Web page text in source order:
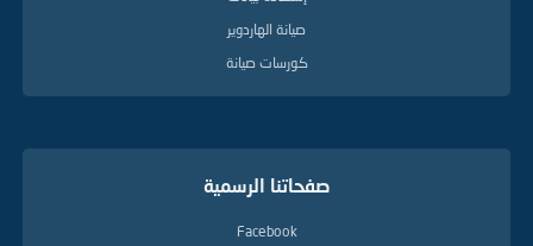
صيانة الهاردوير
كورسات صيانة
صفحاتنا الرسمية
Facebook